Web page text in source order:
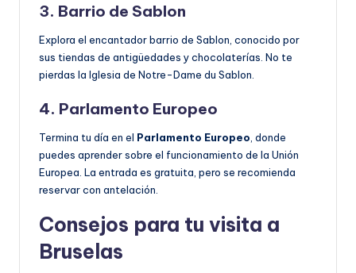
3. Barrio de Sablon
Explora el encantador barrio de Sablon, conocido por
sus tiendas de antigüedades y chocolaterías. No te
pierdas la Iglesia de Notre-Dame du Sablon.
4. Parlamento Europeo
Termina tu día en el Parlamento Europeo , donde
puedes aprender sobre el funcionamiento de la Unión
Europea. La entrada es gratuita, pero se recomienda
reservar con antelación.
Consejos para tu visita a
Bruselas